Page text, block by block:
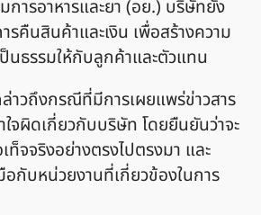
ารอาหารและยา (อย.) บริษัทยัง
รคืนสินค้าและเงิน เพื่อสร้างความ
นธรรมให้กับลูกค้าและตัวแทน
าวถึงกรณีที่มีการเผยแพร่ข่าวสาร
ใจผิดเกี่ยวกับบริษัท โดยยืนยันว่าจะ
ท็จจริงอย่างตรงไปตรงมา และ
กับหน่วยงานที่เกี่ยวข้องในการ